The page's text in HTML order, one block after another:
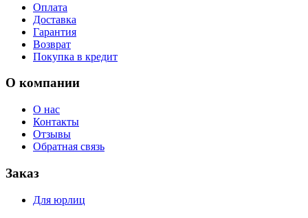
Оплата
Доставка
Гарантия
Возврат
Покупка в кредит
О компании
О нас
Контакты
Отзывы
Обратная связь
Заказ
Для юрлиц